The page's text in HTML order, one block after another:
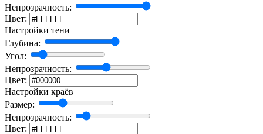
Непрозрачность:
Цвет:
Настройки тени
Глубина:
Угол:
Непрозрачность:
Цвет:
Настройки краёв
Размер:
Непрозрачность:
Цвет: